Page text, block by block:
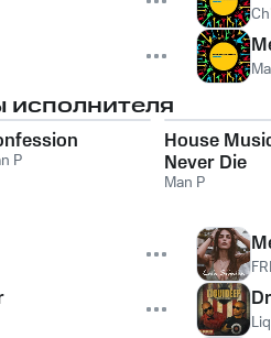
P
House
Never Die
Man P